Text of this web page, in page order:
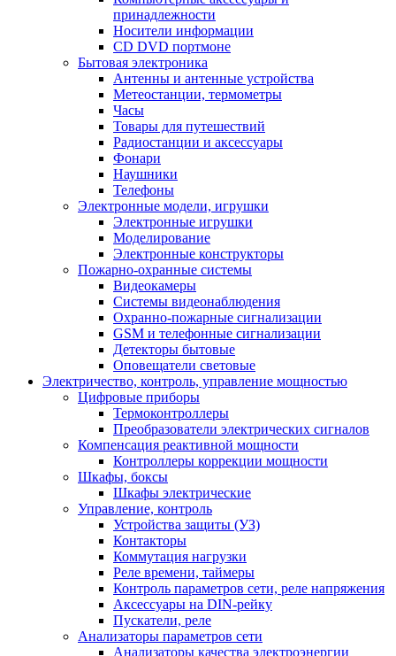
принадлежности
Носители информации
CD DVD портмоне
Бытовая электроника
Антенны и антенные устройства
Метеостанции, термометры
Часы
Товары для путешествий
Радиостанции и аксессуары
Фонари
Наушники
Телефоны
Электронные модели, игрушки
Электронные игрушки
Моделирование
Электронные конструкторы
Пожарно-охранные системы
Видеокамеры
Системы видеонаблюдения
Охранно-пожарные сигнализации
GSM и телефонные сигнализации
Детекторы бытовые
Оповещатели световые
Электричество, контроль, управление мощностью
Цифровые приборы
Термоконтроллеры
Преобразователи электрических сигналов
Компенсация реактивной мощности
Контроллеры коррекции мощности
Шкафы, боксы
Шкафы электрические
Управление, контроль
Устройства защиты (УЗ)
Контакторы
Коммутация нагрузки
Реле времени, таймеры
Контроль параметров сети, реле напряжения
Аксессуары на DIN-рейку
Пускатели, реле
Анализаторы параметров сети
Анализаторы качества электроэнергии